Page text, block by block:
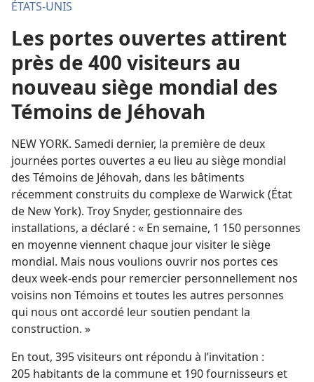
ÉTATS-UNIS
Les portes ouvertes attirent
près de 400 visiteurs au
nouveau siège mondial des
Témoins de Jéhovah
NEW YORK. Samedi dernier, la première de deux
journées portes ouvertes a eu lieu au siège mondial
des Témoins de Jéhovah, dans les bâtiments
récemment construits du complexe de Warwick (État
de New York). Troy Snyder, gestionnaire des
installations, a déclaré : « En semaine, 1 150 personnes
en moyenne viennent chaque jour visiter le siège
mondial. Mais nous voulions ouvrir nos portes ces
deux week-ends pour remercier personnellement nos
voisins non Témoins et toutes les autres personnes
qui nous ont accordé leur soutien pendant la
construction. »
En tout, 395 visiteurs ont répondu à l’invitation :
205 habitants de la commune et 190 fournisseurs et